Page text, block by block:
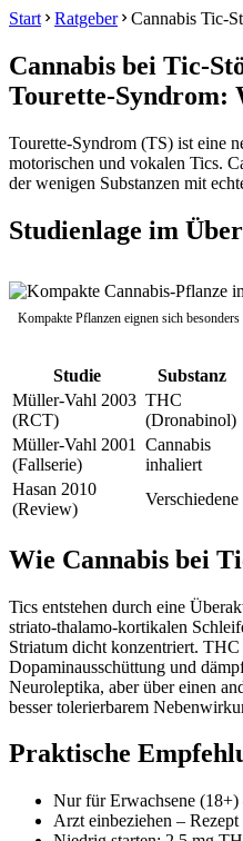
Start Ratgeber Cannabis Tic-
Cannabis bei Tic-
Tourette-
Tourette-Syndrom (TS) ist eine
motorischen und vokalen Tics.
der wenigen Substanzen mit
Studienlage im
Kompakte Pflanzen eignen sich
Studie Substanz
Müller-Vahl 2003
(RCT)
THC
(Dronabinol)
Müller-Vahl 2001
(Fallserie)
Cannabis
inhaliert
Hasan 2010
(Review)
Verschiedene
Wie Cannabis bei
Tics entstehen durch eine
striato-thalamo-kortikalen
Striatum dicht konzentriert.
Dopaminausschüttung und
Neuroleptika, aber über einen
besser tolerierbarem
Praktische
Nur für Erwachsene
Arzt einbeziehen –